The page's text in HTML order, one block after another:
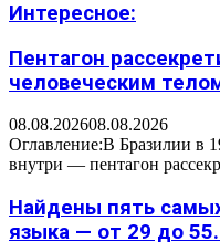
Интересное:
Пентагон
человеческим
08.08.202608.08.2026
Оглавление:В Бразилии в
внутри — пентагон
Найдены пять
языка — от 29 до